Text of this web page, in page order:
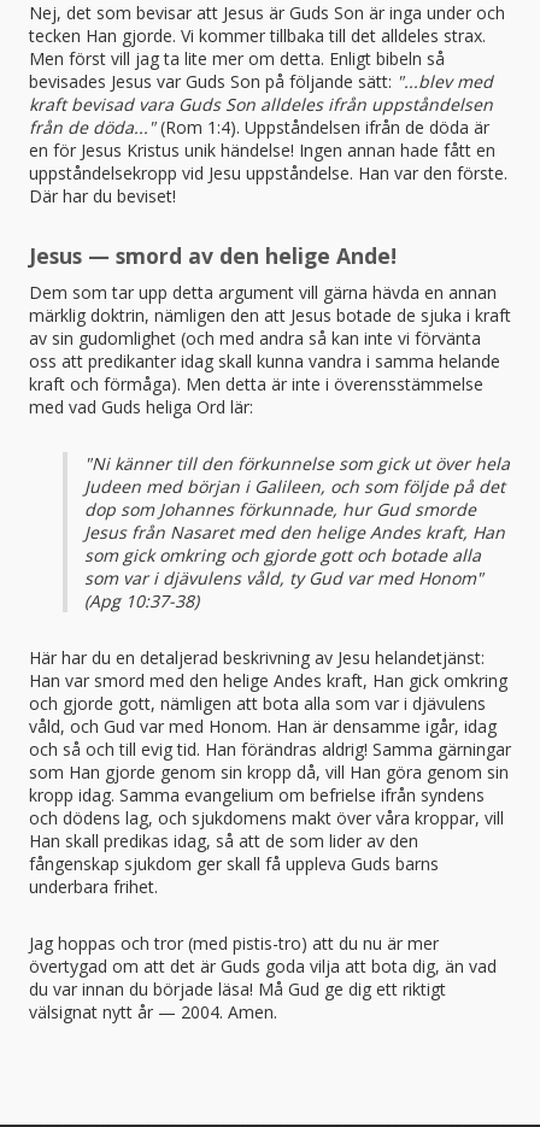
Nej, det som bevisar att Jesus är Guds Son är inga under och
tecken Han gjorde. Vi kommer tillbaka till det alldeles strax.
Men först vill jag ta lite mer om detta. Enligt bibeln så
bevisades Jesus var Guds Son på följande sätt: "...blev med
kraft bevisad vara Guds Son alldeles ifrån uppståndelsen
från de döda..."(Rom 1:4). Uppståndelsen ifrån de döda är
en för Jesus Kristus unik händelse! Ingen annan hade fått en
uppståndelsekropp vid Jesu uppståndelse. Han var den förste.
Där har du beviset!
Jesus — smord av den helige Ande!
Dem som tar upp detta argument vill gärna hävda en annan
märklig doktrin, nämligen den att Jesus botade de sjuka i kraft
av sin gudomlighet (och med andra så kan inte vi förvänta
oss att predikanter idag skall kunna vandra i samma helande
kraft och förmåga). Men detta är inte i överensstämmelse
med vad Guds heliga Ord lär:
"Ni känner till den förkunnelse som gick ut över hela
Judeen med början i Galileen, och som följde på det
dop som Johannes förkunnade, hur Gud smorde
Jesus från Nasaret med den helige Andes kraft, Han
som gick omkring och gjorde gott och botade alla
som var i djävulens våld, ty Gud var med Honom"
(Apg 10:37-38)
Här har du en detaljerad beskrivning av Jesu helandetjänst:
Han var smord med den helige Andes kraft, Han gick omkring
och gjorde gott, nämligen att bota alla som var i djävulens
våld, och Gud var med Honom. Han är densamme igår, idag
och så och till evig tid. Han förändras aldrig! Samma gärningar
som Han gjorde genom sin kropp då, vill Han göra genom sin
kropp idag. Samma evangelium om befrielse ifrån syndens
och dödens lag, och sjukdomens makt över våra kroppar, vill
Han skall predikas idag, så att de som lider av den
fångenskap sjukdom ger skall få uppleva Guds barns
underbara frihet.
Jag hoppas och tror (med pistis-tro) att du nu är mer
övertygad om att det är Guds goda vilja att bota dig, än vad
du var innan du började läsa! Må Gud ge dig ett riktigt
välsignat nytt år — 2004. Amen.